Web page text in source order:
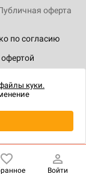
по согласию
оферта
Войти
куки.